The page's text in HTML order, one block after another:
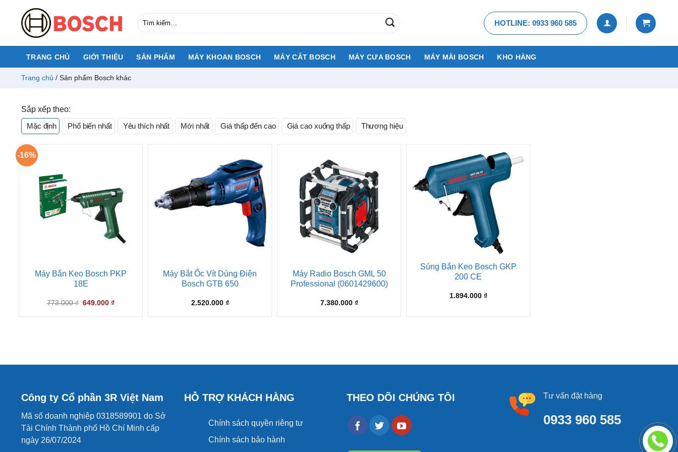
kiếm:
HOTLINE: 0933 960 585
TRANG CHỦ GIỚI THIỆU SẢN PHẨM MÁY KHOAN BOSCH MÁY CẮT BOSCH MÁY CƯA BOSCH MÁY MÀI BOSCH KHO HÀNG
Trang chủ / Sản phẩm Bosch khác
Sắp xếp theo:
Mặc định
Phổ biến nhất Yêu thích nhất Mới nhất Giá thấp đến cao Giá cao xuống thấp Thương hiệu
-16%
Máy Bắn Keo Bosch PKP
18E
773.000₫ Giá
649.000₫Giá
Máy Bắt Ốc Vít Dùng Điện
Bosch GTB 650
2.520.000 ₫
Máy Radio Bosch GML 50
Professional (0601429600)
7.380.000 ₫
Súng Bắn Keo Bosch GKP
200 CE
1.894.000 ₫
Công ty Cổ phần 3R Việt Nam
Mã số doanh nghiệp 0318589901 do Sở
Tài Chính Thành phố Hồ Chí Minh cấp
ngày 26/07/2024
HỖ TRỢ KHÁCH HÀNG
Chính sách quyền riêng tư
Chính sách bảo hành
THEO DÕI CHÚNG TÔI Tư vấn đặt hàng
0933 960 585